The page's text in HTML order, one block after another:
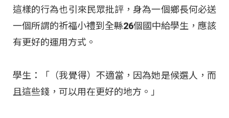
這樣的行為也引來民眾批評，身為一個鄉長何必送
一個所謂的祈福小禮到全縣26個國中給學生，應該
有更好的運用方式。
學生：「（我覺得）不適當，因為她是候選人，而
且這些錢，可以用在更好的地方。」